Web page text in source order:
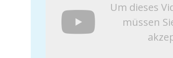
Um dieses
müssen